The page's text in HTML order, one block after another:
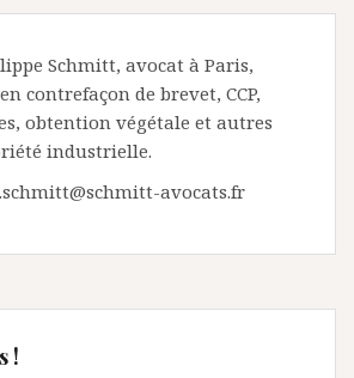
Schmitt, avocat à Paris,
contrefaçon de brevet, CCP,
obtention végétale et autres
industrielle.
avocats.fr
!